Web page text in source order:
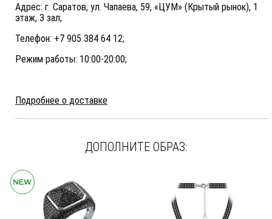
Адрес: г. Саратов, ул. Чапаева, 59, «ЦУМ» (Крытый рынок), 1
этаж, 3 зал;
Телефон: +7 905 384 64 12;
Режим работы: 10:00-20:00;
Подробнее о доставке
ДОПОЛНИТЕ ОБРАЗ: